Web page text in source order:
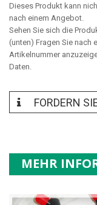
Dieses Produkt kann
nach einem Angebot.
Sehen Sie sich die
(unten) Fragen Sie nach
Artikelnummer
Daten.
FORDERN
MEHR